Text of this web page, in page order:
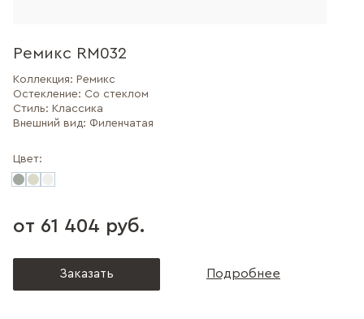
Ремикс RM032
Коллекция: Ремикс
Остекление: Со стеклом
Стиль: Классика
Внешний вид: Филенчатая
Цвет:
от 61 404 руб.
Заказать Подробнее